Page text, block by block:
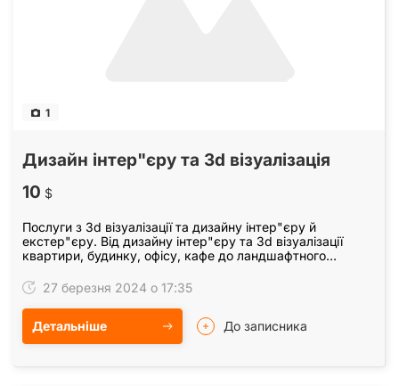
1
Дизайн інтер"єру та 3d візуалізація
10 $
Послуги з 3d візуалізації та дизайну інтер"єру й
екстер"єру. Від дизайну інтер"єру та 3d візуалізації
квартири, будинку, офісу, кафе до ландшафтного
27 березня 2024 о 17:35
Детальніше До записника